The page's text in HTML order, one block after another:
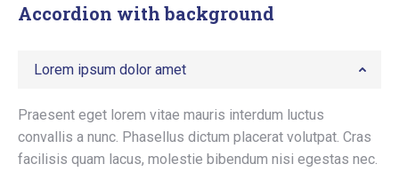
Accordion with background
Lorem ipsum dolor amet
Praesent eget lorem vitae mauris interdum luctus
convallis a nunc. Phasellus dictum placerat volutpat. Cras
facilisis quam lacus, molestie bibendum nisi egestas nec.